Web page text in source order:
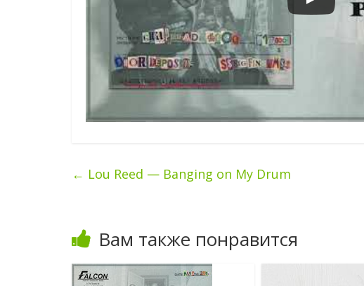
← Lou Reed — Banging on My Drum
Вам также понравится